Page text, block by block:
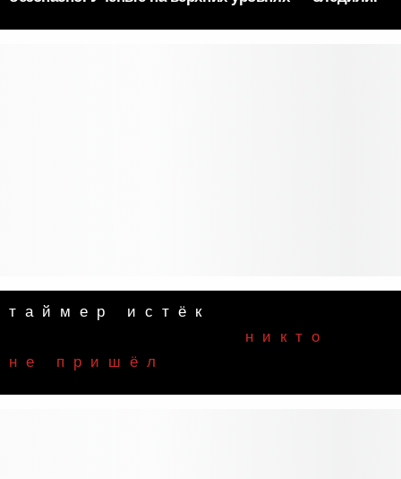
таймер истёк
⠀⠀⠀⠀⠀⠀⠀⠀⠀⠀⠀⠀никто